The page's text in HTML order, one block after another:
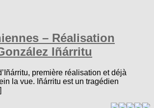
– Réalisation
Iñárritu
première réalisation et déjà
la vue. Iñárritu est un tragédien